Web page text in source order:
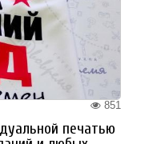
851
печатью